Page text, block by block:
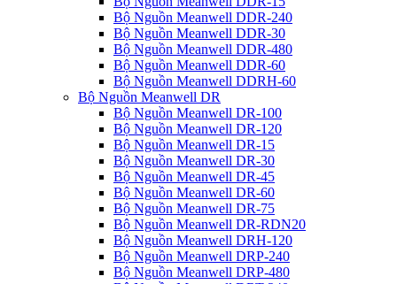
Bộ Nguồn Meanwell DDR-240
Bộ Nguồn Meanwell DDR-30
Bộ Nguồn Meanwell DDR-480
Bộ Nguồn Meanwell DDR-60
Bộ Nguồn Meanwell DDRH-60
Bộ Nguồn Meanwell DR
Bộ Nguồn Meanwell DR-100
Bộ Nguồn Meanwell DR-120
Bộ Nguồn Meanwell DR-15
Bộ Nguồn Meanwell DR-30
Bộ Nguồn Meanwell DR-45
Bộ Nguồn Meanwell DR-60
Bộ Nguồn Meanwell DR-75
Bộ Nguồn Meanwell DR-RDN20
Bộ Nguồn Meanwell DRH-120
Bộ Nguồn Meanwell DRP-240
Bộ Nguồn Meanwell DRP-480